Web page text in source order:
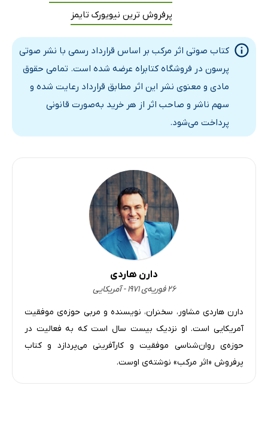
پرفروش ترین نیویورک تایمز
کتاب صوتی اثر مرکب بر اساس قرارداد رسمی با نشر صوتی
پرسون در فروشگاه کتابراه عرضه شده است. تمامی حقوق
مادی و معنوی نشر این اثر مطابق قرارداد رعایت شده و
سهم ناشر و صاحب اثر از هر خرید به‌صورت قانونی
پرداخت می‌شود.
دارن هاردی
۲۶ فوریه‌ی ۱۹۷۱ - آمریکایی
دارن هاردی مشاور، سخنران، نویسنده و مربی حوزه‌ی موفقیت
آمریکایی ا‌ست. او نزدیک بیست سال است که به فعالیت در
حوزه‌ی روان‌شناسی موفقیت و کارآفرینی می‌پردازد و کتاب
پرفروش «اثر مرکب» نوشته‌ی اوست.